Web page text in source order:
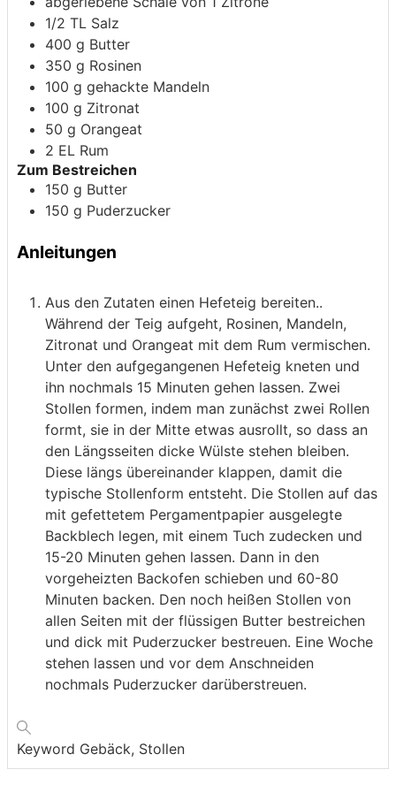
1/2 TL Salz
400 g Butter
350 g Rosinen
100 g gehackte Mandeln
100 g Zitronat
50 g Orangeat
2 EL Rum
Zum Bestreichen
150 g Butter
150 g Puderzucker
Anleitungen
Aus den Zutaten einen Hefeteig bereiten..
Während der Teig aufgeht, Rosinen, Mandeln,
Zitronat und Orangeat mit dem Rum vermischen.
Unter den aufgegangenen Hefeteig kneten und
ihn nochmals 15 Minuten gehen lassen. Zwei
Stollen formen, indem man zunächst zwei Rollen
formt, sie in der Mitte etwas ausrollt, so dass an
den Längsseiten dicke Wülste stehen bleiben.
Diese längs übereinander klappen, damit die
typische Stollenform entsteht. Die Stollen auf das
mit gefettetem Pergamentpapier ausgelegte
Backblech legen, mit einem Tuch zudecken und
15-20 Minuten gehen lassen. Dann in den
vorgeheizten Backofen schieben und 60-80
Minuten backen. Den noch heißen Stollen von
allen Seiten mit der flüssigen Butter bestreichen
und dick mit Puderzucker bestreuen. Eine Woche
stehen lassen und vor dem Anschneiden
nochmals Puderzucker darüberstreuen.
Keyword Gebäck, Stollen